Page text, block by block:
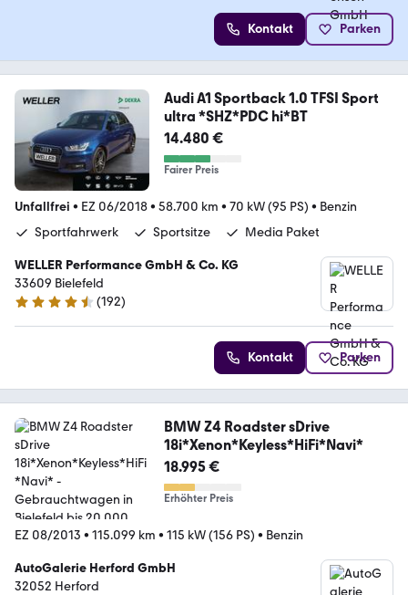
Kontakt Parken
Audi A1 Sportback 1.0 TFSI Sport
ultra *SHZ*PDC hi*BT
14.480 €
Fairer Preis
Unfallfrei • EZ 06/2018• 58.700 km • 70 kW (95 PS) • Benzin
Sportfahrwerk
Sportsitze Media Paket
WELLER Performance GmbH & Co. KG
33609 Bielefeld
4.4 Sterne
(192)
Kontakt Parken
BMW Z4 Roadster sDrive
18i*Xenon*Keyless*HiFi*Navi*
18.995 €
Erhöhter Preis
EZ 08/2013 • 115.099 km • 115 kW (156 PS) • Benzin
AutoGalerie Herford GmbH
32052 Herford